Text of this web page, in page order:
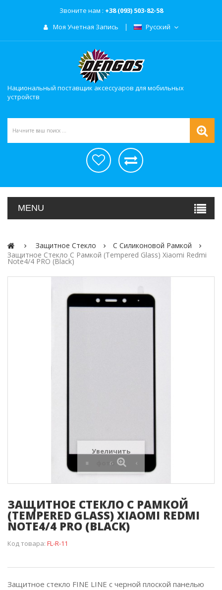
Звоните нам : +38 (093) 503-82-58
Моя Учетная Запись
Русский
Национальный поставщик аксессуаров для мобильных
устройств
MENU
Защитное Стекло
С Силиконовой Рамкой
Защитное Стекло C Рамкой (Tempered Glass) Xiaomi Redmi
Note4/4 PRO (Black)
Увеличить
фото
ЗАЩИТНОЕ СТЕКЛО C РАМКОЙ
(TEMPERED GLASS) XIAOMI REDMI
NOTE4/4 PRO (BLACK)
Код товара: FL-R-11
Защитное стекло FINE LINE с черной плоской панелью